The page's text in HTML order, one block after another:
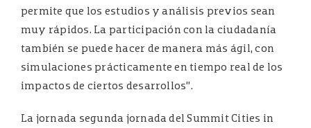
permite que los estudios y análisis previos sean
muy rápidos. La participación con la ciudadanía
también se puede hacer de manera más ágil, con
simulaciones prácticamente en tiempo real de los
impactos de ciertos desarrollos”.
La jornada segunda jornada del Summit Cities in